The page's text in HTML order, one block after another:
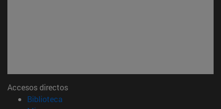
Accesos directos
Biblioteca